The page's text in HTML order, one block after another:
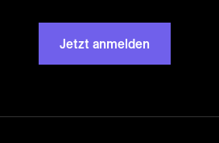
Jetzt anmelden